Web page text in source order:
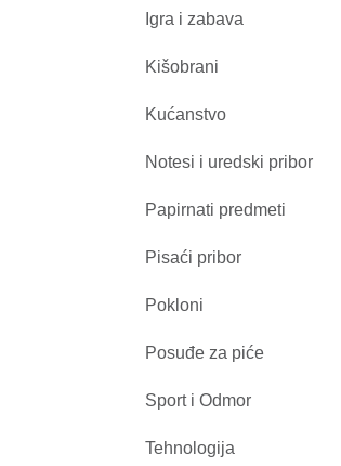
Igra i zabava
Kišobrani
Kućanstvo
Notesi i uredski pribor
Papirnati predmeti
Pisaći pribor
Pokloni
Posuđe za piće
Sport i Odmor
Tehnologija